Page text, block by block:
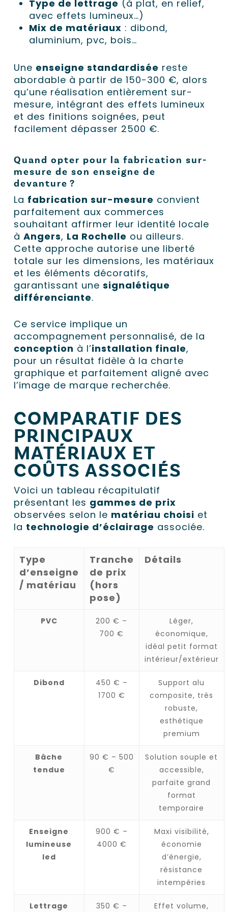
Type de lettrage (à plat, en relief,
avec effets lumineux…)
Mix de matériaux : dibond,
aluminium, pvc, bois…
Une enseigne standardisée reste
abordable à partir de 150-300 €, alors
qu’une réalisation entièrement sur-
mesure, intégrant des effets lumineux
et des finitions soignées, peut
facilement dépasser 2500 €.
Quand opter pour la fabrication sur-
mesure de son enseigne de
devanture ?
La fabrication sur-mesure convient
parfaitement aux commerces
souhaitant affirmer leur identité locale
à Angers, La Rochelle ou ailleurs.
Cette approche autorise une liberté
totale sur les dimensions, les matériaux
et les éléments décoratifs,
garantissant une signalétique
différenciante.
Ce service implique un
accompagnement personnalisé, de la
conception à l’installation finale,
pour un résultat fidèle à la charte
graphique et parfaitement aligné avec
l’image de marque recherchée.
COMPARATIF DES
PRINCIPAUX
MATÉRIAUX ET
COÛTS ASSOCIÉS
Voici un tableau récapitulatif
présentant les gammes de prix
observées selon le matériau choisi et
la technologie d’éclairage associée.
Type
d’enseigne
/ matériau
Tranche
de prix
(hors
pose)
Détails
PVC
200 € –
700 €
Léger,
économique,
idéal petit format
intérieur/extérieur
Dibond
450 € –
1700 €
Support alu
composite, très
robuste,
esthétique
premium
Bâche
tendue
90 € – 500
€
Solution souple et
accessible,
parfaite grand
format
temporaire
Enseigne
lumineuse
led
900 € –
4000 €
Maxi visibilité,
économie
d’énergie,
résistance
intempéries
Lettrage 350 € – Effet volume,